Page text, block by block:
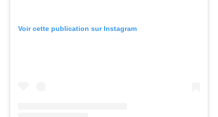
Voir cette publication sur Instagram